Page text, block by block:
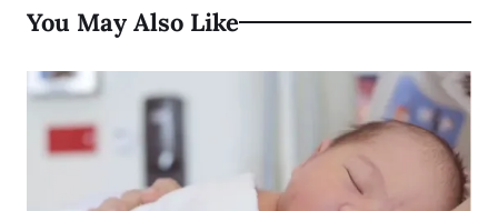
You May Also Like